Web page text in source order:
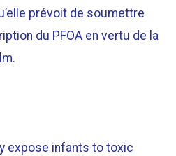
prévoit de soumettre
du PFOA en vertu de la
expose infants to toxic